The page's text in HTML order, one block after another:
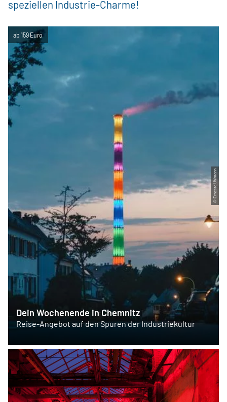
speziellen Industrie-Charme!
ab 159 Euro
Dein Wochenende in Chemnitz
Reise-Angebot auf den Spuren der Industriekultur
© Ernesto Uhlmann